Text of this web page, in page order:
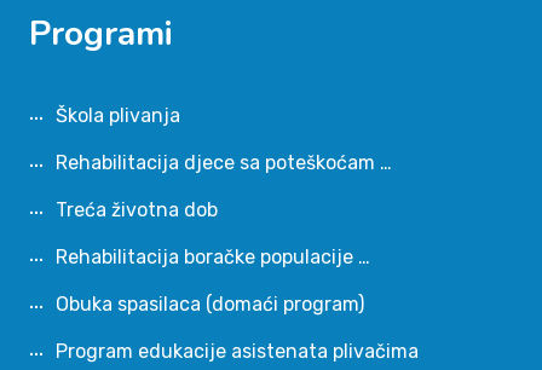
Programi
Škola plivanja
Rehabilitacija djece sa poteškoćam …
Treća životna dob
Rehabilitacija boračke populacije …
Obuka spasilaca (domaći program)
Program edukacije asistenata plivačima